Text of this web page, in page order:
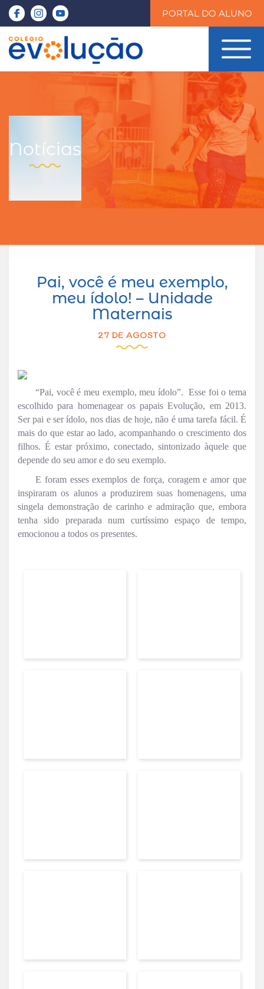
PORTAL DO ALUNO
Notícias
Pai, você é meu exemplo,
meu ídolo! – Unidade
Maternais
27 DE AGOSTO
“Pai, você é meu exemplo, meu ídolo”. Esse foi o tema
escolhido para homenagear os papais Evolução, em 2013.
Ser pai e ser ídolo, nos dias de hoje, não é uma tarefa fácil. É
mais do que estar ao lado, acompanhando o crescimento dos
filhos. É estar próximo, conectado, sintonizado àquele que
depende do seu amor e do seu exemplo.
E foram esses exemplos de força, coragem e amor que
inspiraram os alunos a produzirem suas homenagens, uma
singela demonstração de carinho e admiração que, embora
tenha sido preparada num curtíssimo espaço de tempo,
emocionou a todos os presentes.